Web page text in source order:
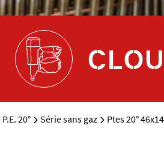
20° Série sans gaz Ptes 20°